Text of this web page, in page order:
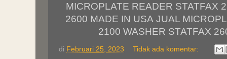
MICROPLATE READER STATFAX
2600 MADE IN USA JUAL
2100 WASHER STATFAX
di Februari 25, 2023 Tidak ada komentar: